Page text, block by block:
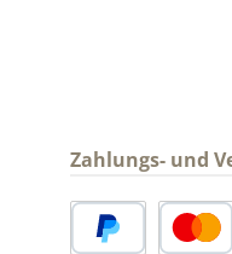
Zahlungs- und